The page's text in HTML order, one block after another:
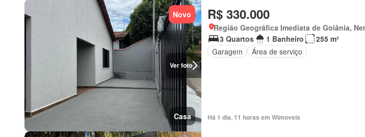
Ver foto
Novo
Casa
R$ 330.000
Região Geográfica Imediata de Goiânia,
3 Quartos
1 Banheiro
255 m²
Garagem
Área de serviço
Há 1 dia, 11 horas em Wimoveis